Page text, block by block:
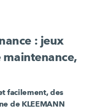
: jeux
facilement, des
de KLEEMANN